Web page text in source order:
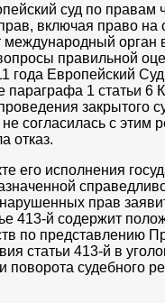
суд по
включая право на
международный орган
правильной
года Европейский
1 статьи 6
закрытого
согласилась с этим
отказ.
его исполнения
прав
413-й содержит
по представлению
статьи 413-й в
поворота судебного